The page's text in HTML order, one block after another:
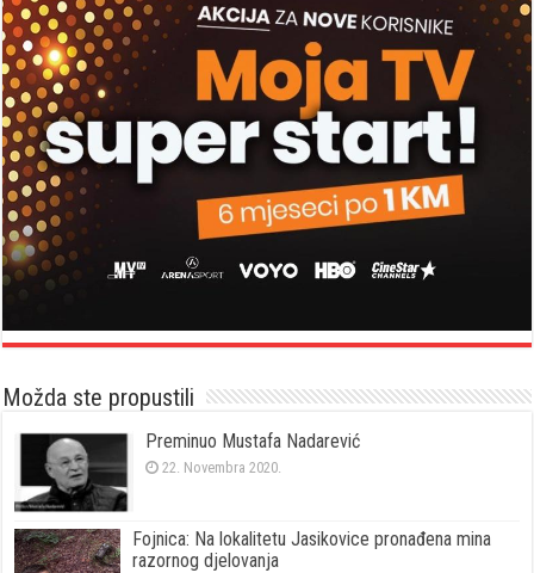
Možda ste propustili
Preminuo Mustafa Nadarević
22. Novembra 2020.
Fojnica: Na lokalitetu Jasikovice pronađena mina
razornog djelovanja